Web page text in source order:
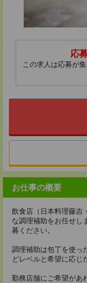
応
この求人は応募が
お仕事の概要
飲食店（日本料理藤吉
な調理補助をお任せし
募ください。
調理補助は包丁を使っ
どレベルと希望に応じ
勤務店舗にご希望があ